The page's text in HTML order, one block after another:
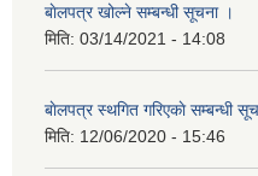
बाेलपत्र खोल्ने सम्बन्धी सूचना ।
मिति: 03/14/2021 - 14:08
बाेलपत्र स्थगित गरिएकाे सम्बन्धी
मिति: 12/06/2020 - 15:46